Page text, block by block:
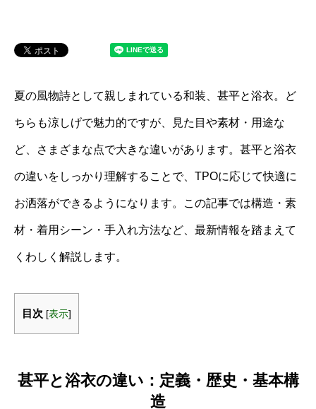
夏の風物詩として親しまれている和装、甚平と浴衣。ど
ちらも涼しげで魅力的ですが、見た目や素材・用途な
ど、さまざまな点で大きな違いがあります。甚平と浴衣
の違いをしっかり理解することで、TPOに応じて快適に
お洒落ができるようになります。この記事では構造・素
材・着用シーン・手入れ方法など、最新情報を踏まえて
くわしく解説します。
目次 [表示]
甚平と浴衣の違い：定義・歴史・基本構
造